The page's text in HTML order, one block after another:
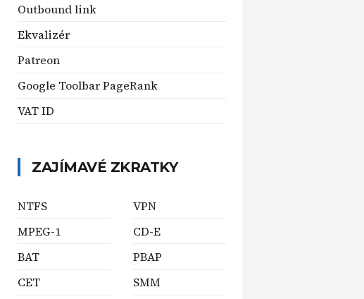
Outbound link
Ekvalizér
Patreon
Google Toolbar PageRank
VAT ID
ZAJÍMAVÉ ZKRATKY
NTFS
MPEG-1
BAT
CET
VPN
CD-E
PBAP
SMM